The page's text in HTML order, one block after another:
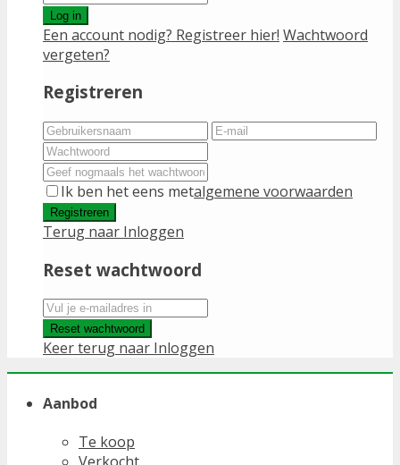
Log in
Een account nodig? Registreer hier! Wachtwoord
vergeten?
Registreren
Ik ben het eens metalgemene voorwaarden
Registreren
Terug naar Inloggen
Reset wachtwoord
Reset wachtwoord
Keer terug naar Inloggen
Aanbod
Te koop